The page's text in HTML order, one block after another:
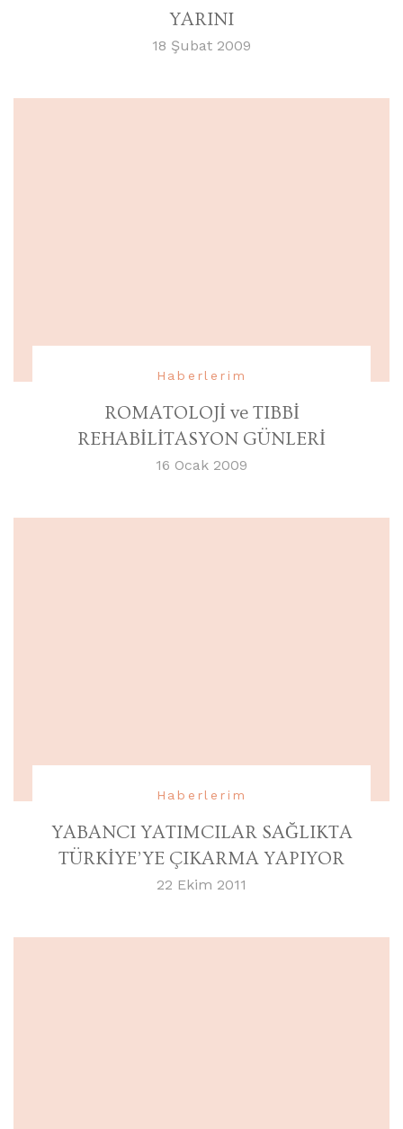
YARINI
18 Şubat 2009
Haberlerim
ROMATOLOJİ ve TIBBİ
REHABİLİTASYON GÜNLERİ
16 Ocak 2009
Haberlerim
YABANCI YATIMCILAR SAĞLIKTA
TÜRKİYE’YE ÇIKARMA YAPIYOR
22 Ekim 2011